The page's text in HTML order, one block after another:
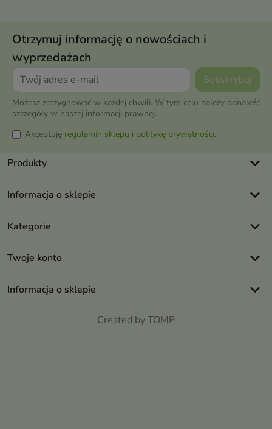
Otrzymuj informację o nowościach i
wyprzedażach
Możesz zrezygnować w każdej chwili. W tym celu należy odnaleźć
szczegóły w naszej informacji prawnej.
Akceptuję regulamin sklepu i politykę prywatności.
Produkty keyboard_arrow_down
Informacja o sklepie keyboard_arrow_down
Kategorie keyboard_arrow_down
Twoje konto keyboard_arrow_down
Informacja o sklepie keyboard_arrow_down
Created by TOMP